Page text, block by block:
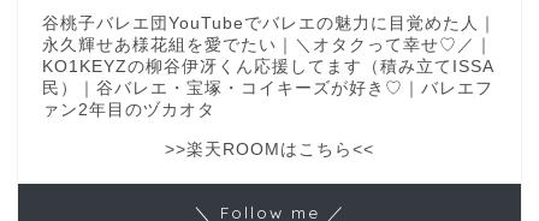
谷桃子バレエ団YouTubeでバレエの魅力に目覚めた人｜
永久輝せあ様花組を愛でたい｜＼オタクって幸せ♡／｜
KO1KEYZの柳谷伊冴くん応援してます（積み立てISSA
民）｜谷バレエ・宝塚・コイキーズが好き♡｜バレエフ
ァン2年目のヅカオタ
>>楽天ROOMはこちら<<
＼ Follow me ／